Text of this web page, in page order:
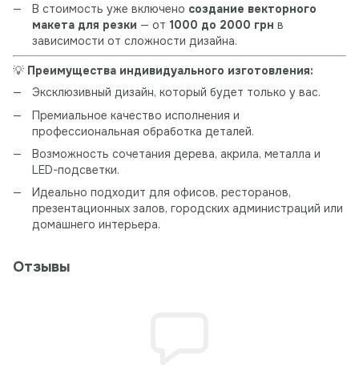
В стоимость уже включено создание векторного
макета для резки — от 1000 до 2000 грн в
зависимости от сложности дизайна.
💡 Преимущества индивидуального изготовления:
Эксклюзивный дизайн, который будет только у вас.
Премиальное качество исполнения и
профессиональная обработка деталей.
Возможность сочетания дерева, акрила, металла и
LED-подсветки.
Идеально подходит для офисов, ресторанов,
презентационных залов, городских администраций или
домашнего интерьера.
Отзывы